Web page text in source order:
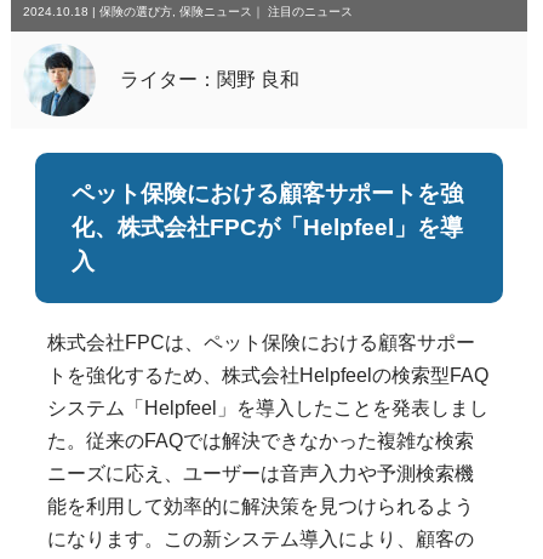
2024.10.18 | 保険の選び方, 保険ニュース ｜ 注目のニュース
ライター：関野 良和
ペット保険における顧客サポートを強
化、株式会社FPCが「Helpfeel」を導
入
株式会社FPCは、ペット保険における顧客サポー
トを強化するため、株式会社Helpfeelの検索型FAQ
システム「Helpfeel」を導入したことを発表しまし
た。従来のFAQでは解決できなかった複雑な検索
ニーズに応え、ユーザーは音声入力や予測検索機
能を利用して効率的に解決策を見つけられるよう
になります。この新システム導入により、顧客の